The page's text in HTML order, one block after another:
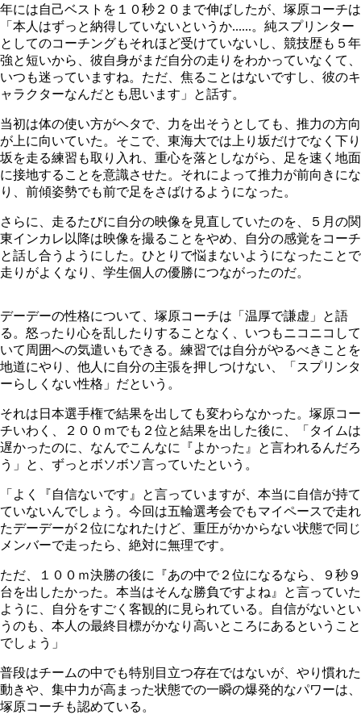
年には自己ベストを１０秒２０まで伸ばしたが、塚原コーチは
「本人はずっと納得していないというか......。純スプリンター
としてのコーチングもそれほど受けていないし、競技歴も５年
強と短いから、彼自身がまだ自分の走りをわかっていなくて、
いつも迷っていますね。ただ、焦ることはないですし、彼のキ
ャラクターなんだとも思います」と話す。
当初は体の使い方がヘタで、力を出そうとしても、推力の方向
が上に向いていた。そこで、東海大では上り坂だけでなく下り
坂を走る練習も取り入れ、重心を落としながら、足を速く地面
に接地することを意識させた。それによって推力が前向きにな
り、前傾姿勢でも前で足をさばけるようになった。
さらに、走るたびに自分の映像を見直していたのを、５月の関
東インカレ以降は映像を撮ることをやめ、自分の感覚をコーチ
と話し合うようにした。ひとりで悩まないようになったことで
走りがよくなり、学生個人の優勝につながったのだ。
デーデーの性格について、塚原コーチは「温厚で謙虚」と語
る。怒ったり心を乱したりすることなく、いつもニコニコして
いて周囲への気遣いもできる。練習では自分がやるべきことを
地道にやり、他人に自分の主張を押しつけない、「スプリンタ
ーらしくない性格」だという。
それは日本選手権で結果を出しても変わらなかった。塚原コー
チいわく、２００ｍでも２位と結果を出した後に、「タイムは
遅かったのに、なんでこんなに『よかった』と言われるんだろ
う」と、ずっとボソボソ言っていたという。
「よく『自信ないです』と言っていますが、本当に自信が持て
ていないんでしょう。今回は五輪選考会でもマイペースで走れ
たデーデーが２位になれたけど、重圧がかからない状態で同じ
メンバーで走ったら、絶対に無理です。
ただ、１００ｍ決勝の後に『あの中で２位になるなら、９秒９
台を出したかった。本当はそんな勝負ですよね』と言っていた
ように、自分をすごく客観的に見られている。自信がないとい
うのも、本人の最終目標がかなり高いところにあるということ
でしょう」
普段はチームの中でも特別目立つ存在ではないが、やり慣れた
動きや、集中力が高まった状態での一瞬の爆発的なパワーは、
塚原コーチも認めている。